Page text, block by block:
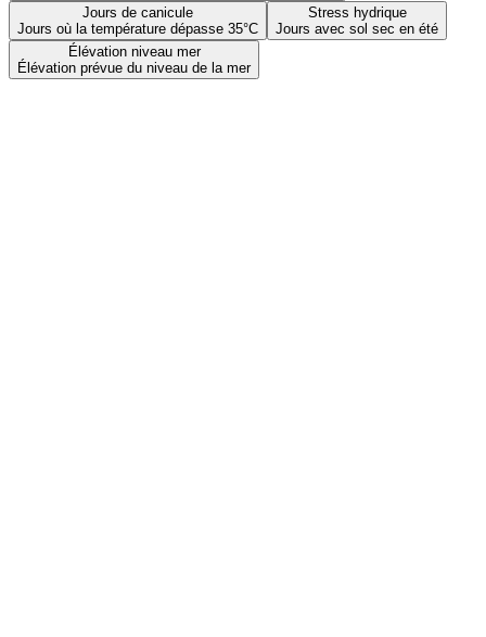
Jours de canicule
Jours où la température dépasse 35°C
Stress hydrique
Jours avec sol sec en été
Élévation niveau mer
Élévation prévue du niveau de la mer